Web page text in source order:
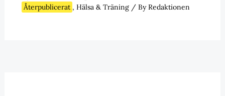
Återpublicerat , Hälsa & Träning/ ByRedaktionen